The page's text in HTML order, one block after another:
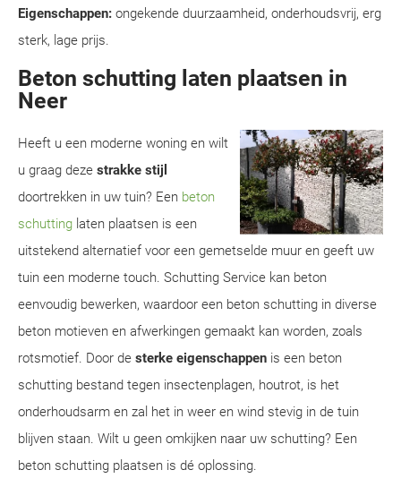
Eigenschappen: ongekende duurzaamheid, onderhoudsvrij, erg
sterk, lage prijs.
Beton schutting laten plaatsen in
Neer
Heeft u een moderne woning en wilt
u graag deze strakke stijl
doortrekken in uw tuin? Een beton
schutting laten plaatsen is een
uitstekend alternatief voor een gemetselde muur en geeft uw
tuin een moderne touch. Schutting Service kan beton
eenvoudig bewerken, waardoor een beton schutting in diverse
beton motieven en afwerkingen gemaakt kan worden, zoals
rotsmotief. Door de sterke eigenschappen is een beton
schutting bestand tegen insectenplagen, houtrot, is het
onderhoudsarm en zal het in weer en wind stevig in de tuin
blijven staan. Wilt u geen omkijken naar uw schutting? Een
beton schutting plaatsen is dé oplossing.